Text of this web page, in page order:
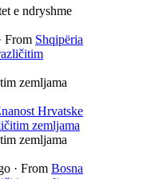
e ndryshme
From Shqipëria
zemljama
Hrvatske
zemljama
zemljama
· From Bosna